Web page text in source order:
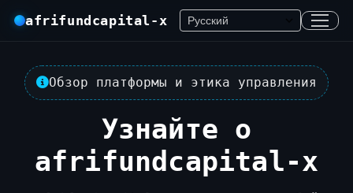
afrifundcapital-x
Обзор платформы и этика управления
Узнайте о
afrifundcapital-x